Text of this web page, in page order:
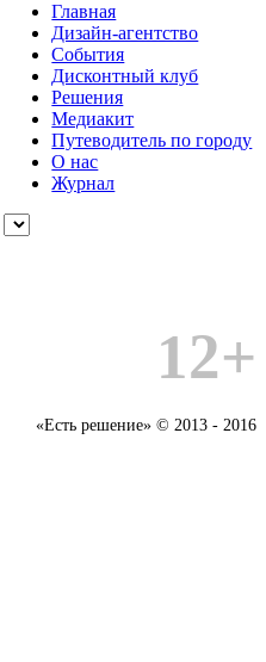
Главная
Дизайн-агентство
События
Дисконтный клуб
Решения
Медиакит
Путеводитель по городу
О нас
Журнал
12+
«Есть решение» © 2013 - 2016